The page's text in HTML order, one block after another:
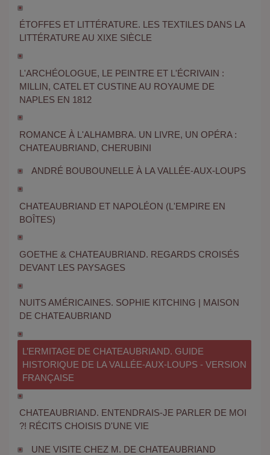
ÉTOFFES ET LITTÉRATURE. LES TEXTILES DANS LA
LITTÉRATURE AU XIXE SIÈCLE
L'ARCHÉOLOGUE, LE PEINTRE ET L'ÉCRIVAIN :
MILLIN, CATEL ET CUSTINE AU ROYAUME DE
NAPLES EN 1812
ROMANCE À L'ALHAMBRA. UN LIVRE, UN OPÉRA :
CHATEAUBRIAND, CHERUBINI
ANDRÉ BOUBOUNELLE À LA VALLÉE-AUX-LOUPS
CHATEAUBRIAND ET NAPOLÉON (L'EMPIRE EN
BOÎTES)
GOETHE & CHATEAUBRIAND. REGARDS CROISÉS
DEVANT LES PAYSAGES
NUITS AMÉRICAINES. SOPHIE KITCHING | MAISON
DE CHATEAUBRIAND
L’ERMITAGE DE CHATEAUBRIAND. GUIDE
HISTORIQUE DE LA VALLÉE-AUX-LOUPS - VERSION
FRANÇAISE
CHATEAUBRIAND. ENTENDRAIS-JE PARLER DE MOI
?! RÉCITS CHOISIS D'UNE VIE
UNE VISITE CHEZ M. DE CHATEAUBRIAND